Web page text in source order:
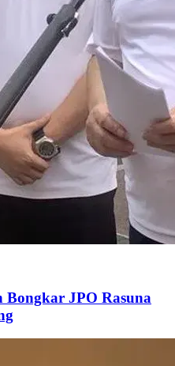
Bongkar JPO Rasuna